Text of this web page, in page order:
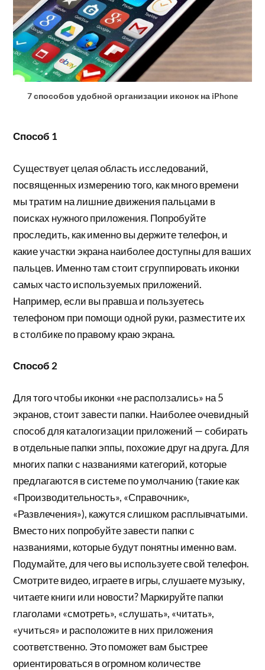
7 способов удобной организации иконок на iPhone
Способ 1
Существует целая область исследований,
посвященных измерению того, как много времени
мы тратим на лишние движения пальцами в
поисках нужного приложения. Попробуйте
проследить, как именно вы держите телефон, и
какие участки экрана наиболее доступны для ваших
пальцев. Именно там стоит сгруппировать иконки
самых часто используемых приложений.
Например, если вы правша и пользуетесь
телефоном при помощи одной руки, разместите их
в столбике по правому краю экрана.
Способ 2
Для того чтобы иконки «не расползались» на 5
экранов, стоит завести папки. Наиболее очевидный
способ для каталогизации приложений — собирать
в отдельные папки эппы, похожие друг на друга. Для
многих папки с названиями категорий, которые
предлагаются в системе по умолчанию (такие как
«Производительность», «Справочник»,
«Развлечения»), кажутся слишком расплывчатыми.
Вместо них попробуйте завести папки с
названиями, которые будут понятны именно вам.
Подумайте, для чего вы используете свой телефон.
Смотрите видео, играете в игры, слушаете музыку,
читаете книги или новости? Маркируйте папки
глаголами «смотреть», «слушать», «читать»,
«учиться» и расположите в них приложения
соответственно. Это поможет вам быстрее
ориентироваться в огромном количестве